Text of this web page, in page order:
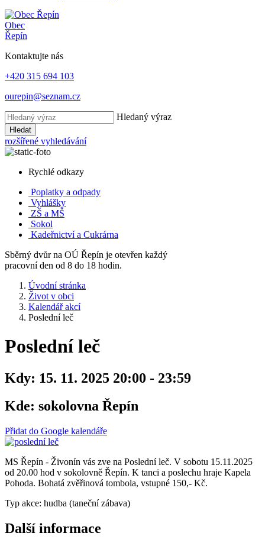
Obec
Řepín
Kontaktujte nás
+420 315 694 103
ourepin@seznam.cz
Hledaný výraz
Hledat
rozšířené vyhledávání
Rychlé odkazy
Poplatky a odpady
Vyhlášky
ZŠ a MŠ
Sokol
Kadeřnictví a Cukrárna
Sběrný dvůr na OÚ Řepín je otevřen každý
pracovní den od 8 do 18 hodin.
Úvodní stránka
Život v obci
Kalendář akcí
Poslední leč
Poslední leč
Kdy: 15. 11. 2025 20:00 - 23:59
Kde: sokolovna Řepín
Přidat do Google kalendáře
MS Řepín - Živonín vás zve na Poslední leč. V sobotu 15.11.2025
od 20.00 hod v sokolovně Řepín. K tanci a poslechu hraje Kapela
Pohoda. Bohatá zvěřinová tombola, vstupné 150,- Kč.
Typ akce: hudba (taneční zábava)
Další informace